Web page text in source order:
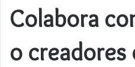
Colabora
o creadores